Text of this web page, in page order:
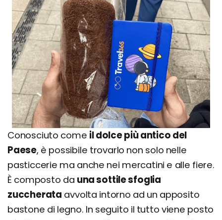
Conosciuto come il dolce più antico del
Paese, è possibile trovarlo non solo nelle
pasticcerie ma anche nei mercatini e alle fiere.
È composto da una sottile sfoglia
zuccherata avvolta intorno ad un apposito
bastone di legno. In seguito il tutto viene posto